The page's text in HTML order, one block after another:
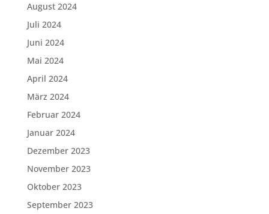
August 2024
Juli 2024
Juni 2024
Mai 2024
April 2024
März 2024
Februar 2024
Januar 2024
Dezember 2023
November 2023
Oktober 2023
September 2023